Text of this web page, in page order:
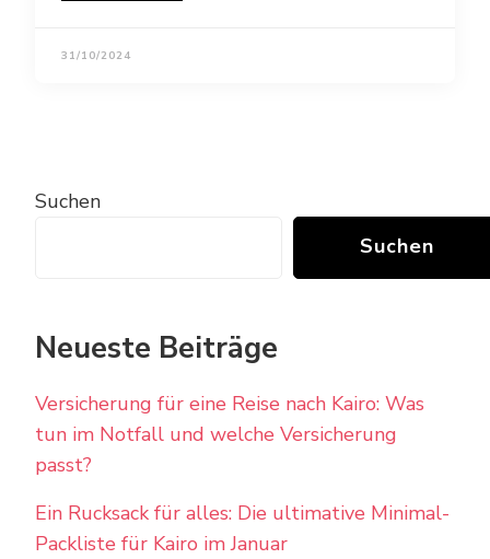
31/10/2024
Suchen
Suchen
Neueste Beiträge
Versicherung für eine Reise nach Kairo: Was
tun im Notfall und welche Versicherung
passt?
Ein Rucksack für alles: Die ultimative Minimal-
Packliste für Kairo im Januar